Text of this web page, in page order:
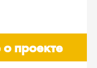
проекте